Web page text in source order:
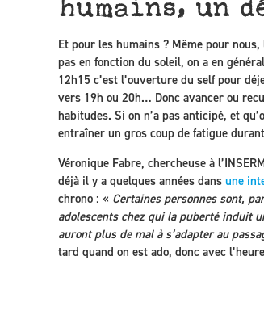
humains, un
Et pour les humains ? Même pour
pas en fonction du soleil, on a en
12h15 c’est l’ouverture du self pour
vers 19h ou 20h… Donc avancer ou
habitudes. Si on n’a pas anticipé, et
entraîner un gros coup de fatigue
Véronique Fabre, chercheuse à
déjà il y a quelques années dans une
chrono : « Certaines personnes sont,
adolescents chez qui la puberté induit
auront plus de mal à s’adapter au
tard quand on est ado, donc avec